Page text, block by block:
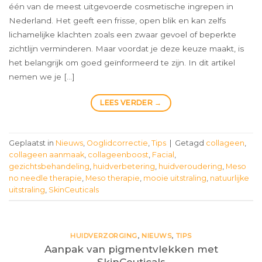
één van de meest uitgevoerde cosmetische ingrepen in
Nederland. Het geeft een frisse, open blik en kan zelfs
lichamelijke klachten zoals een zwaar gevoel of beperkte
zichtlijn verminderen. Maar voordat je deze keuze maakt, is
het belangrijk om goed geïnformeerd te zijn. In dit artikel
nemen we je […]
LEES VERDER →
Geplaatst in Nieuws Ooglidcorrectie Tips | Getagd collageen
collageen aanmaak collageenboost Facial
gezichtsbehandeling huidverbetering huidveroudering Meso
no needle therapie Meso therapie mooie uitstraling natuurlijke
uitstraling SkinCeuticals
HUIDVERZORGING, NIEUWS, TIPS
Aanpak van pigmentvlekken met